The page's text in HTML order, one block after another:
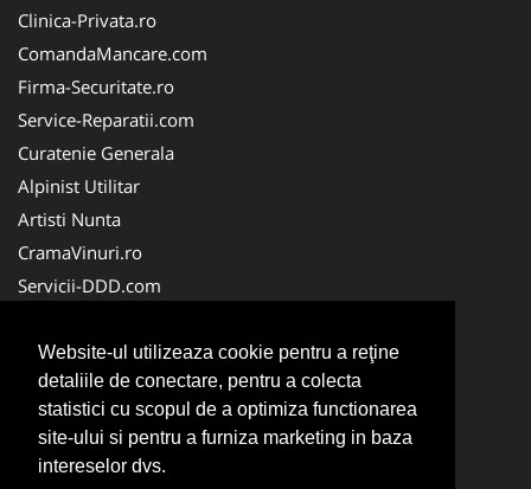
Website-ul utilizeaza cookie pentru a reţine
detaliile de conectare, pentru a colecta
statistici cu scopul de a optimiza functionarea
site-ului si pentru a furniza marketing in baza
intereselor dvs.
Clinica-Privata.ro
ComandaMancare.com
Firma-Securitate.ro
Service-Reparatii.com
Curatenie Generala
Alpinist Utilitar
Artisti Nunta
CramaVinuri.ro
Servicii-DDD.com
Club Copii
Club de Sport
Centre Plasament
NonStopDeschis.ro